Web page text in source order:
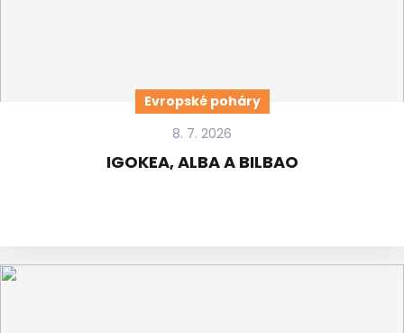
Evropské poháry
8. 7. 2026
IGOKEA, ALBA A BILBAO